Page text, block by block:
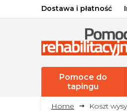
Dostawa i płatność
Pomoce do
tapingu
Koszt